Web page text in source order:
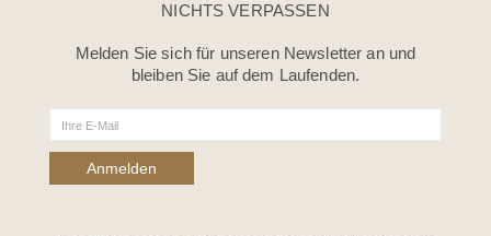
NICHTS VERPASSEN
Melden Sie sich für unseren Newsletter an und
bleiben Sie auf dem Laufenden.